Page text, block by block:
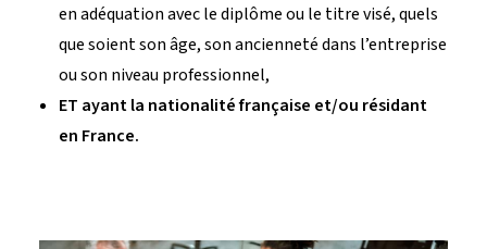
en adéquation avec le diplôme ou le titre visé, quels
que soient son âge, son ancienneté dans l’entreprise
ou son niveau professionnel,
ET ayantla nationalité française et/ou résidant
en France.